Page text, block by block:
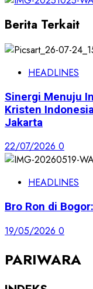
Berita Terkait
HEADLINES
Sinergi Menuju
Kristen
Jakarta
22/07/2026 0
HEADLINES
Bro Ron di
19/05/2026 0
PARIWARA